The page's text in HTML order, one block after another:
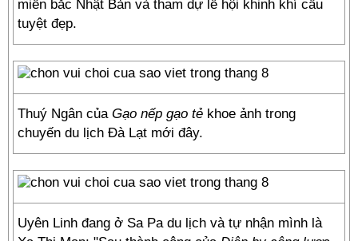
miền bắc Nhật Bản và tham dự lễ hội khinh khí cầu
tuyệt đẹp.
Thuý Ngân của Gạo nếp gạo tẻ khoe ảnh trong
chuyến du lịch Đà Lạt mới đây.
Uyên Linh đang ở Sa Pa du lịch và tự nhận mình là